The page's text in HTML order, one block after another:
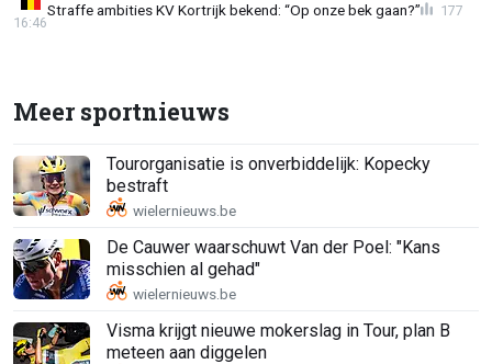
Straffe ambities KV Kortrijk bekend: “Op onze bek gaan?”
16:46
177
Meer sportnieuws
Tourorganisatie is onverbiddelijk: Kopecky
bestraft
De Cauwer waarschuwt Van der Poel: "Kans
misschien al gehad"
Visma krijgt nieuwe mokerslag in Tour, plan B
meteen aan diggelen